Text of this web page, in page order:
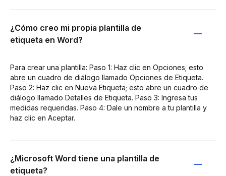
¿Cómo creo mi propia plantilla de
etiqueta en Word?
Para crear una plantilla: Paso 1: Haz clic en Opciones; esto
abre un cuadro de diálogo llamado Opciones de Etiqueta.
Paso 2: Haz clic en Nueva Etiqueta; esto abre un cuadro de
diálogo llamado Detalles de Etiqueta. Paso 3: Ingresa tus
medidas requeridas. Paso 4: Dale un nombre a tu plantilla y
haz clic en Aceptar.
¿Microsoft Word tiene una plantilla de
etiqueta?